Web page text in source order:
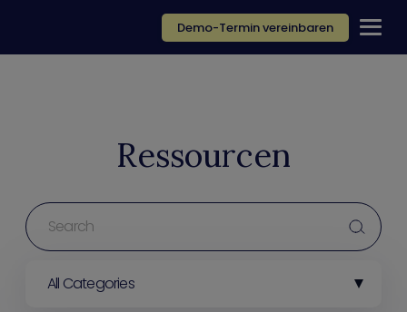
Demo-Termin vereinbaren
Ressourcen
All Categories